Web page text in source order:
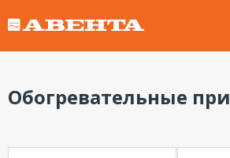
Обогревательные